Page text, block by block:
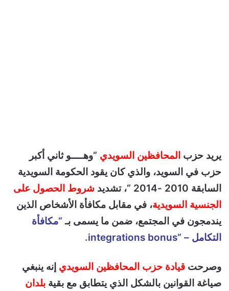
يريد حزب المحافظين السويدي “وهــــو ثاني أكبر
حزب في السويد، والذي كان يقود الحكومة السويدية
السابقة 2010 -2014 “، تشديد
شروط الحصول على
الجنسية السويدية، في مقابل مكافأة الأشخاص الذين
يندمجون في المجتمع، ضمن ما يسمى بـ“مكافأة
التكامل – “integrations bonus.
وصرحت قيادة حزب المحافظين السويدي إنه ينبغي
صياغة القوانين بالشكل الذي يتطابق مع بقية بلدان